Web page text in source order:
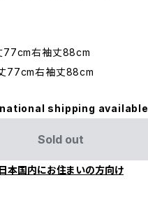
77cm右袖丈88cm
77cm右袖丈88cm
shipping available
Sold out
日本国内にお住まいの方向け